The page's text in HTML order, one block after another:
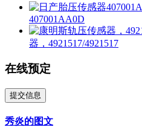
407001AA0D
器，4921517/4921517
在线预定
提交信息
秀炎的图文